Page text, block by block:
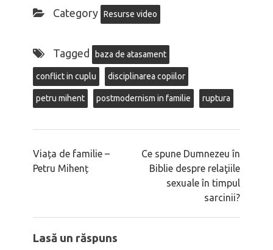
Category Resurse video
Tagged baza de atasament
conflict in cuplu disciplinarea copiilor
petru mihent postmodernism in familie ruptura
Viața de familie –
Petru Mihenț
Ce spune Dumnezeu în
Biblie despre relaţiile
sexuale în timpul
sarcinii?
Lasă un răspuns